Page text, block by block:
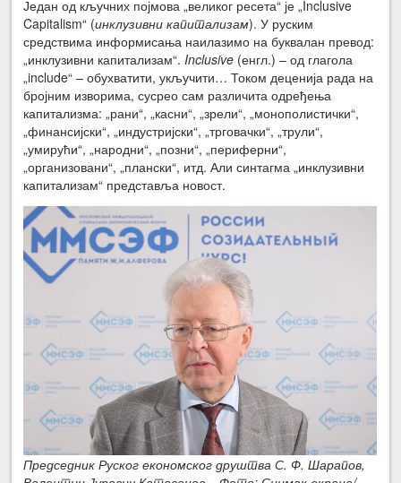
Један од кључних појмова „великог ресета“ је „Inclusive
Capitalism“ (инклузивни капитализам). У руским
средствима информисања наилазимо на буквалан превод:
„инклузивни капитализам“. Inclusive (енгл.) – од глагола
„include“ – обухватити, укључити… Током деценија рада на
бројним изворима, сусрео сам различита одређења
капитализма: „рани“, „касни“, „зрели“, „монополистички“,
„финансијски“, „индустријски“, „трговачки“, „трули“,
„умирући“, „народни“, „позни“, „периферни“,
„организовани“, „плански“, итд. Али синтагма „инклузивни
капитализам“ представља новост.
Председник Руског економског друштва С. Ф. Шарапов,